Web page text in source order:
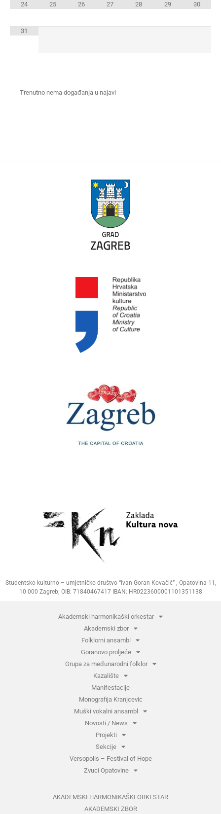
24 25 26 27 28 29 30
31
Trenutno nema događanja u najavi
Studentsko kulturno – umjetničko društvo “Ivan Goran Kovačić” ; Opatovina 11,
10 000 Zagreb; OIB: 71840467417 IBAN: HR0223600001101351138
Akademski harmonikaški orkestar
Akademski zbor
Folklorni ansambl
Goranovo proljeće
Grupa za međunarodni folklor
Kazalište
Manifestacije
Monografija Kranjcevic
Muški vokalni ansambl
Novosti / News
Projekti
Sekcije
Versopolis – Festival of Hope
Zvuci Opatovine
AKADEMSKI HARMONIKAŠKI ORKESTAR
AKADEMSKI ZBOR